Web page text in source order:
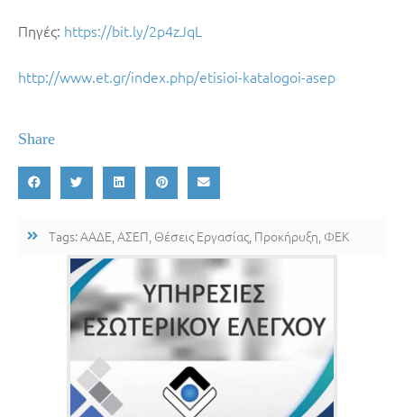
Πηγές: https://bit.ly/2p4zJqL
http://www.et.gr/index.php/etisioi-katalogoi-asep
Share
Tags:ΑΑΔΕ ΑΣΕΠ Θέσεις Εργασίας Προκήρυξη ΦΕΚ